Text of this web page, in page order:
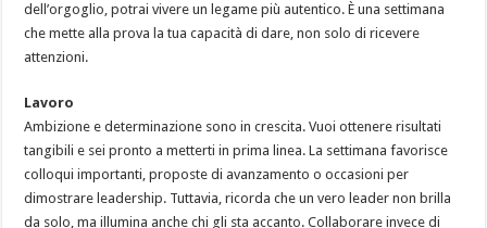
dell’orgoglio, potrai vivere un legame più autentico. È una settimana
che mette alla prova la tua capacità di dare, non solo di ricevere
attenzioni.
Lavoro
Ambizione e determinazione sono in crescita. Vuoi ottenere risultati
tangibili e sei pronto a metterti in prima linea. La settimana favorisce
colloqui importanti, proposte di avanzamento o occasioni per
dimostrare leadership. Tuttavia, ricorda che un vero leader non brilla
da solo, ma illumina anche chi gli sta accanto. Collaborare invece di